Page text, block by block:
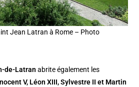
Jean Latran à Rome – Photo
de-Latran abrite également les
V, Léon XIII, Sylvestre II et Martin